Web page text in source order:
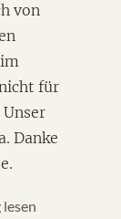
von
für
Danke